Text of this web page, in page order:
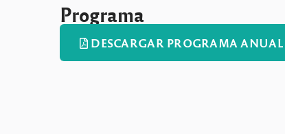
Programa
DESCARGAR PROGRAMA ANUAL